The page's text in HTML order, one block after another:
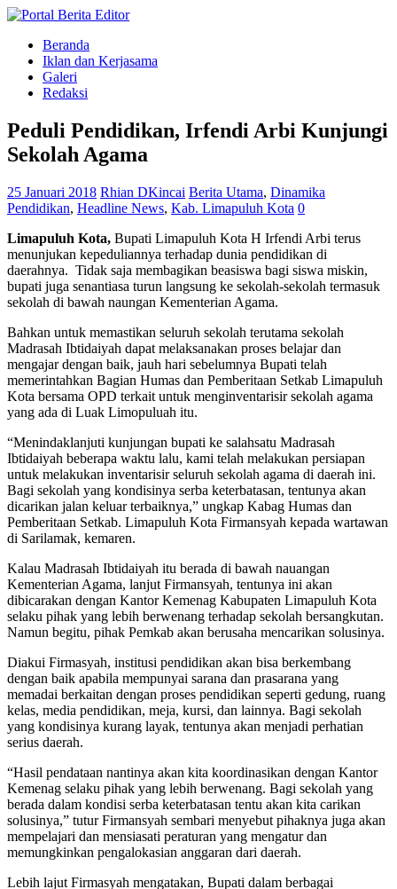
Beranda
Iklan dan Kerjasama
Galeri
Redaksi
Peduli Pendidikan, Irfendi Arbi Kunjungi
Sekolah Agama
25 Januari 2018 Rhian DKincai Berita Utama, Dinamika
Pendidikan, Headline News, Kab. Limapuluh Kota 0
Limapuluh Kota, Bupati Limapuluh Kota H Irfendi Arbi terus
menunjukan kepeduliannya terhadap dunia pendidikan di
daerahnya. Tidak saja membagikan beasiswa bagi siswa miskin,
bupati juga senantiasa turun langsung ke sekolah-sekolah termasuk
sekolah di bawah naungan Kementerian Agama.
Bahkan untuk memastikan seluruh sekolah terutama sekolah
Madrasah Ibtidaiyah dapat melaksanakan proses belajar dan
mengajar dengan baik, jauh hari sebelumnya Bupati telah
memerintahkan Bagian Humas dan Pemberitaan Setkab Limapuluh
Kota bersama OPD terkait untuk menginventarisir sekolah agama
yang ada di Luak Limopuluah itu.
“Menindaklanjuti kunjungan bupati ke salahsatu Madrasah
Ibtidaiyah beberapa waktu lalu, kami telah melakukan persiapan
untuk melakukan inventarisir seluruh sekolah agama di daerah ini.
Bagi sekolah yang kondisinya serba keterbatasan, tentunya akan
dicarikan jalan keluar terbaiknya,” ungkap Kabag Humas dan
Pemberitaan Setkab. Limapuluh Kota Firmansyah kepada wartawan
di Sarilamak, kemaren.
Kalau Madrasah Ibtidaiyah itu berada di bawah nauangan
Kementerian Agama, lanjut Firmansyah, tentunya ini akan
dibicarakan dengan Kantor Kemenag Kabupaten Limapuluh Kota
selaku pihak yang lebih berwenang terhadap sekolah bersangkutan.
Namun begitu, pihak Pemkab akan berusaha mencarikan solusinya.
Diakui Firmasyah, institusi pendidikan akan bisa berkembang
dengan baik apabila mempunyai sarana dan prasarana yang
memadai berkaitan dengan proses pendidikan seperti gedung, ruang
kelas, media pendidikan, meja, kursi, dan lainnya. Bagi sekolah
yang kondisinya kurang layak, tentunya akan menjadi perhatian
serius daerah.
“Hasil pendataan nantinya akan kita koordinasikan dengan Kantor
Kemenag selaku pihak yang lebih berwenang. Bagi sekolah yang
berada dalam kondisi serba keterbatasan tentu akan kita carikan
solusinya,” tutur Firmansyah sembari menyebut pihaknya juga akan
mempelajari dan mensiasati peraturan yang mengatur dan
memungkinkan pengalokasian anggaran dari daerah.
Lebih lajut Firmasyah mengatakan, Bupati dalam berbagai